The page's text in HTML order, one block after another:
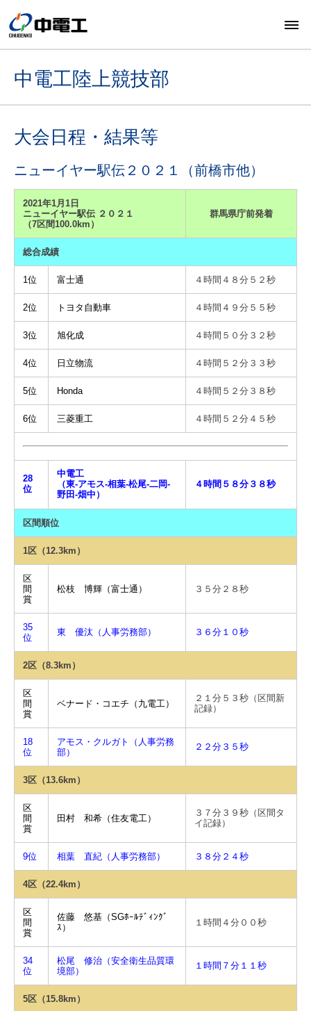
中電工陸上競技部
大会日程・結果等
ニューイヤー駅伝２０２１（前橋市他）
2021年1月1日
ニューイヤー駅伝 ２０２１
（7区間100.0km）
群馬県庁前発着
総合成績
1位 富士通 ４時間４８分５２秒
2位 トヨタ自動車 ４時間４９分５５秒
3位 旭化成 ４時間５０分３２秒
4位 日立物流 ４時間５２分３３秒
5位 Honda ４時間５２分３８秒
6位 三菱重工 ４時間５２分４５秒
28
位
中電工
（東-アモス-相葉-松尾-二岡-
野田-畑中）
４時間５８分３８秒
区間順位
1区（12.3km）
区
間
賞
松枝 博輝（富士通） ３５分２８秒
35
位
東 優汰（人事労務部） ３６分１０秒
2区（8.3km）
区
間
賞
ベナード・コエチ（九電工）
２１分５３秒（区間新
記録）
18
位
アモス・クルガト（人事労務
部）
２２分３５秒
3区（13.6km）
区
間
賞
田村 和希（住友電工）
３７分３９秒（区間タ
イ記録）
9位 相葉 直紀（人事労務部） ３８分２４秒
4区（22.4km）
区
間
賞
佐藤 悠基（SGﾎｰﾙﾃﾞｨﾝｸﾞ
ｽ）
１時間４分００秒
34
位
松尾 修治（安全衛生品質環
境部）
１時間７分１１秒
5区（15.8km）